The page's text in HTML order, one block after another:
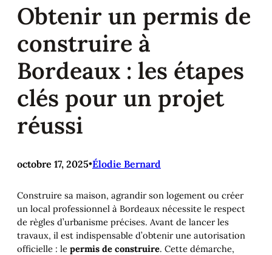
Obtenir un permis de
construire à
Bordeaux : les étapes
clés pour un projet
réussi
octobre 17, 2025•Élodie Bernard
Construire sa maison, agrandir son logement ou créer
un local professionnel à Bordeaux nécessite le respect
de règles d’urbanisme précises. Avant de lancer les
travaux, il est indispensable d’obtenir une autorisation
officielle : le permis de construire. Cette démarche,